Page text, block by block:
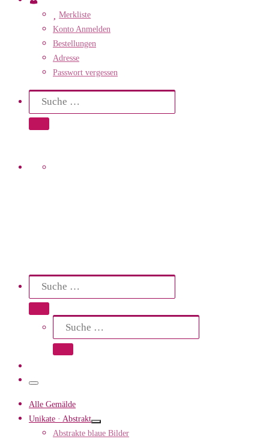
KontoMerkliste
Konto Anmelden
Bestellungen
Adresse
Passwort vergessen
Search
Suche
Suche …
Search
Suche
Suche …
Suche
Suche …
Menü
Alle Gemälde
Unikate · Abstrakt
Abstrakte blaue Bilder